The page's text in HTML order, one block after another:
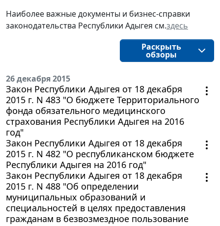
Наиболее важные документы и бизнес-справки
законодательства Республики Адыгея см.здесь
Раскрыть
обзоры
26 декабря 2015
Закон Республики Адыгея от 18 декабря
2015 г. N 483 "О бюджете Территориального
фонда обязательного медицинского
страхования Республики Адыгея на 2016
год"
Закон Республики Адыгея от 18 декабря
2015 г. N 482 "О республиканском бюджете
Республики Адыгея на 2016 год"
Закон Республики Адыгея от 18 декабря
2015 г. N 488 "Об определении
муниципальных образований и
специальностей в целях предоставления
гражданам в безвозмездное пользование